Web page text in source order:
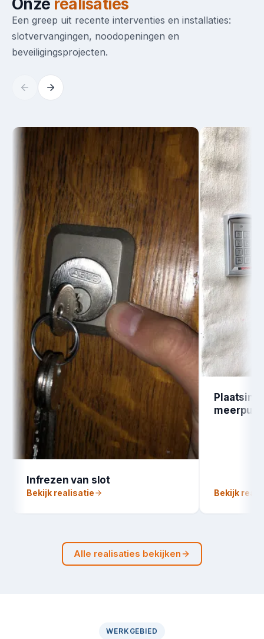
Onze realisaties
Een greep uit recente interventies en installaties:
slotvervangingen, noodopeningen en
beveiligingsprojecten.
Infrezen van slot
Bekijk realisatie
Plaatsing
Bekijk
Alle realisaties bekijken
WERKGEBIED